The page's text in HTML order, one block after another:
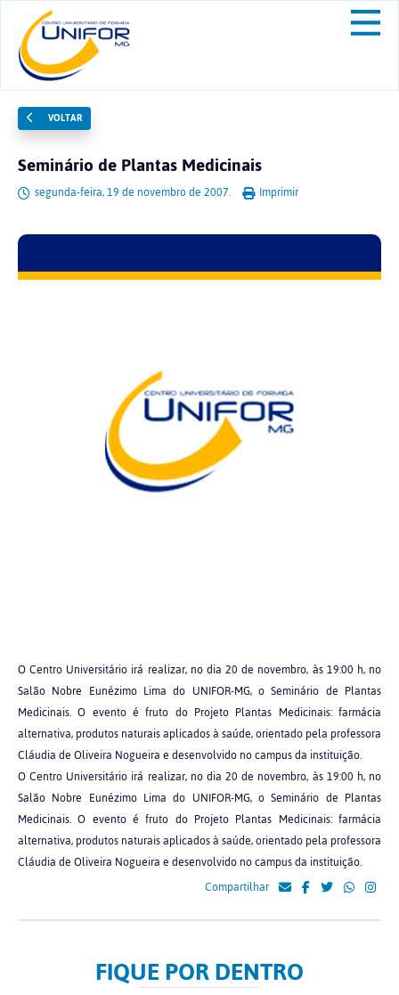
VOLTAR
Seminário de Plantas Medicinais
segunda-feira, 19 de novembro de 2007. Imprimir
O Centro Universitário irá realizar, no dia 20 de novembro, às 19:00 h, no
Salão Nobre Eunézimo Lima do UNIFOR-MG, o Seminário de Plantas
Medicinais. O evento é fruto do Projeto Plantas Medicinais: farmácia
alternativa, produtos naturais aplicados à saúde, orientado pela professora
Cláudia de Oliveira Nogueira e desenvolvido no campus da instituição.
O Centro Universitário irá realizar, no dia 20 de novembro, às 19:00 h, no
Salão Nobre Eunézimo Lima do UNIFOR-MG, o Seminário de Plantas
Medicinais. O evento é fruto do Projeto Plantas Medicinais: farmácia
alternativa, produtos naturais aplicados à saúde, orientado pela professora
Cláudia de Oliveira Nogueira e desenvolvido no campus da instituição.
Compartilhar
FIQUE POR DENTRO